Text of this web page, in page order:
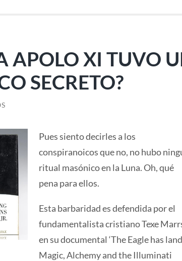
APOLO XI TUVO
SECRETO?
Pues siento decirles a los
conspiranoicos que no, no hubo
ritual masónico en la Luna. Oh, qué
pena para ellos.
Esta barbaridad es defendida por el
fundamentalista cristiano Texe
en su documental ‘The Eagle has
Magic, Alchemy and the Illuminati